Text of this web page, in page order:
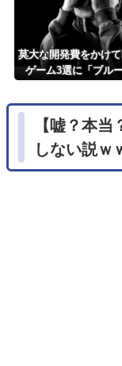
莫大な開発費をかけ
ゲーム3選に「ブル
【嘘？本
しない説ｗ